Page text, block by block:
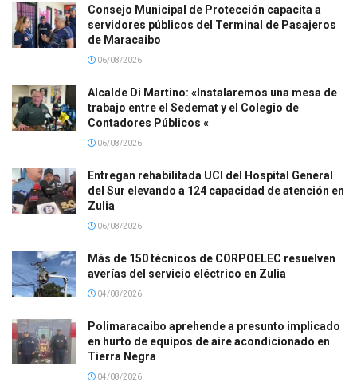
Consejo Municipal de Protección capacita a
servidores públicos del Terminal de Pasajeros
de Maracaibo
06/08/2026
Alcalde Di Martino: «Instalaremos una mesa de
trabajo entre el Sedemat y el Colegio de
Contadores Públicos «
06/08/2026
Entregan rehabilitada UCI del Hospital General
del Sur elevando a 124 capacidad de atención en
Zulia
06/08/2026
Más de 150 técnicos de CORPOELEC resuelven
averías del servicio eléctrico en Zulia
04/08/2026
Polimaracaibo aprehende a presunto implicado
en hurto de equipos de aire acondicionado en
Tierra Negra
04/08/2026